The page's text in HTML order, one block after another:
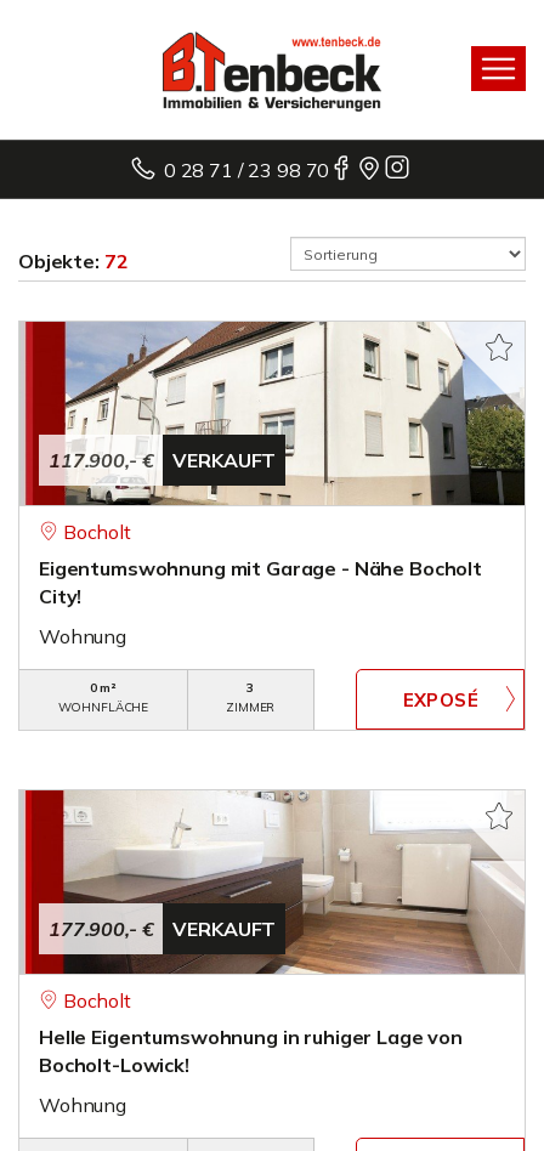
0 28 71 / 23 98 70
Objekte: 72
117.900,- € VERKAUFT
Bocholt
Eigentumswohnung mit Garage - Nähe Bocholt
City!
Wohnung
0 m²
WOHNFLÄCHE
3
ZIMMER
177.900,- € VERKAUFT
Bocholt
Helle Eigentumswohnung in ruhiger Lage von
Bocholt-Lowick!
Wohnung